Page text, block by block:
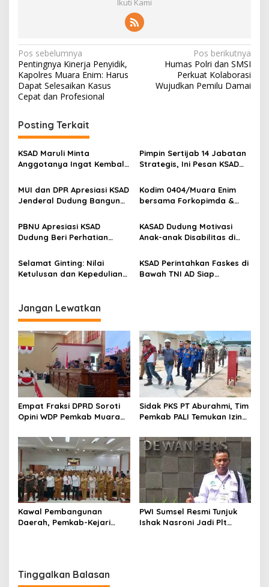
Ikuti Kami
N
a
v
i
g
a
s
i
p
o
s
Pos sebelumnya
Pentingnya Kinerja Penyidik,
Kapolres Muara Enim: Harus
Dapat Selesaikan Kasus
Cepat dan Profesional
Pos berikutnya
Humas Polri dan SMSI
Perkuat Kolaborasi
Wujudkan Pemilu Damai
Posting Terkait
KSAD Maruli Minta
Anggotanya Ingat Kembali
Pimpin Sertijab 14 Jabatan
Strategis, Ini Pesan KSAD
MUI dan DPR Apresiasi KSAD
Jenderal Dudung Bangun
Cirebon
Kodim 0404/Muara Enim
bersama Forkopimda &
Award 2023
PBNU Apresiasi KSAD
Dudung Beri Perhatian
Sepatunya Lepas
KASAD Dudung Motivasi
Anak-anak Disabilitas di
Koramil 0818/07 Pakisaji
Selamat Ginting: Nilai
Ketulusan dan Kepedulian
Kepemimpinan Amanah
KSAD Perintahkan Faskes di
Bawah TNI AD Siap
Jangan Lewatkan
Empat Fraksi DPRD Soroti
Opini WDP Pemkab Muara
Kelola Keuangan
Sidak PKS PT Aburahmi, Tim
Pemkab PALI Temukan Izin
Kawal Pembangunan
Daerah, Pemkab-Kejari
PWI Sumsel Resmi Tunjuk
Ishak Nasroni Jadi Plt
Tinggalkan Balasan